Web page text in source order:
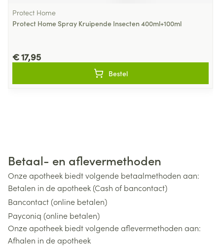
Protect Home
Protect Home Spray Kruipende Insecten 400ml+100ml
€ 17,95
Bestel
Betaal- en aflevermethoden
Onze apotheek biedt volgende betaalmethoden aan:
Betalen in de apotheek (Cash of bancontact)
Bancontact (online betalen)
Payconiq (online betalen)
Onze apotheek biedt volgende aflevermethoden aan:
Afhalen in de apotheek